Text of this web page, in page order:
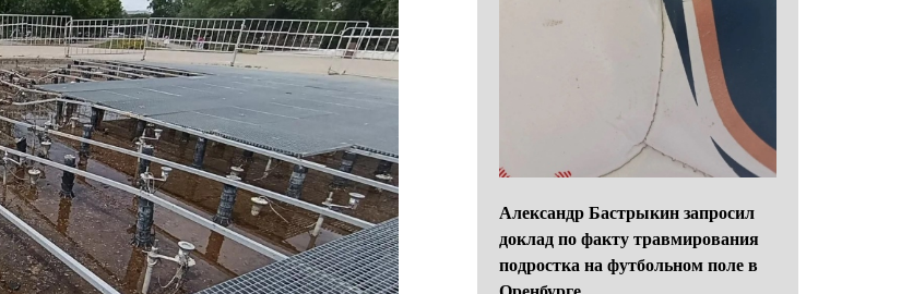
Александр Бастрыкин запросил
доклад по факту травмирования
подростка на футбольном поле в